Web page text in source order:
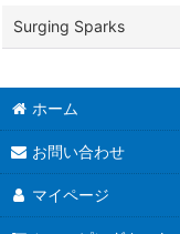
Surging Sparks
ホーム
お問い合わせ
マイページ